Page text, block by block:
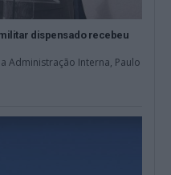
dispensado recebeu
Administração Interna, Paulo